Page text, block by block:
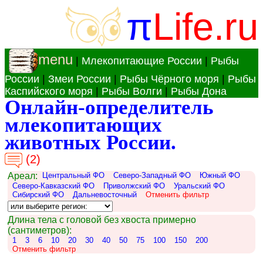
πLife.ru
menu Млекопитающие России
Рыбы
России
Змеи России Рыбы Чёрного моря
Рыбы
Каспийского моря
Рыбы Волги Рыбы Дона
Онлайн-определитель
млекопитающих
животных России.
(2)
Ареал: Центральный ФО Северо-Западный ФО
Южный ФО
Северо-Кавказский ФО
Приволжский ФО
Уральский ФО
Сибирский ФО
Дальневосточный Отменить фильтр
Длина тела с головой без хвоста примерно
(сантиметров):
1 3 6 10 20 30 40 50 75 100 150
200
Отменить фильтр